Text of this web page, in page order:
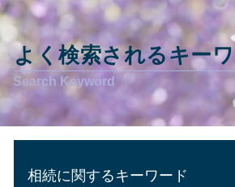
よく検索されるキー
相続に関するキーワード